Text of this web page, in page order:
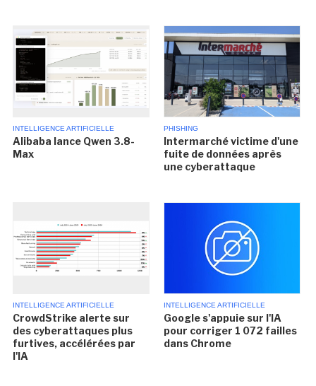
INTELLIGENCE ARTIFICIELLE
Alibaba lance Qwen 3.8-
Max
PHISHING
Intermarché victime d'une
fuite de données après
une cyberattaque
INTELLIGENCE ARTIFICIELLE
CrowdStrike alerte sur
des cyberattaques plus
furtives, accélérées par
l'IA
INTELLIGENCE ARTIFICIELLE
Google s'appuie sur l'IA
pour corriger 1 072 failles
dans Chrome